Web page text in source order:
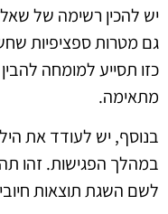
יש להכין רשימה של
גם מטרות ספציפיות
כזו תסייע למומחה
מתאימה.
בנוסף, יש לעודד את
במהלך הפגישות. זהו
לשם השגת תוצאות